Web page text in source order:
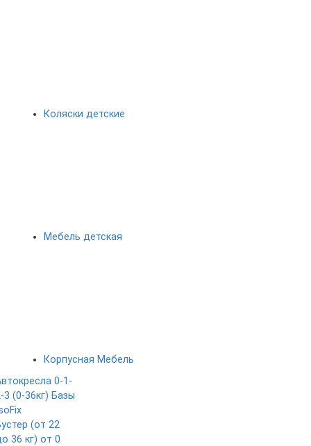
Коляски детские
Мебель детская
Корпусная Мебель
0-1-
3 (0-36кг) Базы
(от 22
36 кг) от 0